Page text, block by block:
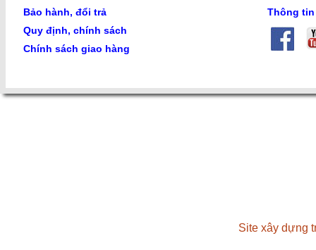
Bảo hành, đổi trả
Quy định, chính sách
Chính sách giao hàng
Thông
Site xây dựng